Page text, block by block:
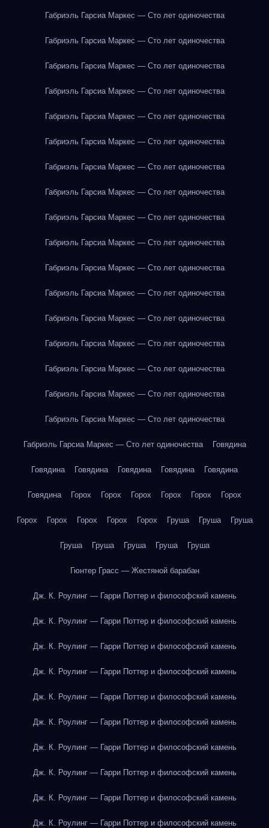
Габриэль Гарсиа Маркес — Сто лет одиночества
Габриэль Гарсиа Маркес — Сто лет одиночества
Габриэль Гарсиа Маркес — Сто лет одиночества
Габриэль Гарсиа Маркес — Сто лет одиночества
Габриэль Гарсиа Маркес — Сто лет одиночества
Габриэль Гарсиа Маркес — Сто лет одиночества
Габриэль Гарсиа Маркес — Сто лет одиночества
Габриэль Гарсиа Маркес — Сто лет одиночества
Габриэль Гарсиа Маркес — Сто лет одиночества
Габриэль Гарсиа Маркес — Сто лет одиночества
Габриэль Гарсиа Маркес — Сто лет одиночества
Габриэль Гарсиа Маркес — Сто лет одиночества
Габриэль Гарсиа Маркес — Сто лет одиночества
Габриэль Гарсиа Маркес — Сто лет одиночества
Габриэль Гарсиа Маркес — Сто лет одиночества
Габриэль Гарсиа Маркес — Сто лет одиночества
Габриэль Гарсиа Маркес — Сто лет одиночества
Габриэль Гарсиа Маркес — Сто лет одиночества Говядина
Говядина Говядина Говядина Говядина Говядина
Говядина Горох Горох Горох Горох Горох Горох
Горох Горох Горох Горох Горох Груша Груша Груша
Груша Груша Груша Груша Груша
Гюнтер Грасс — Жестяной барабан
Дж. К. Роулинг — Гарри Поттер и философский камень
Дж. К. Роулинг — Гарри Поттер и философский камень
Дж. К. Роулинг — Гарри Поттер и философский камень
Дж. К. Роулинг — Гарри Поттер и философский камень
Дж. К. Роулинг — Гарри Поттер и философский камень
Дж. К. Роулинг — Гарри Поттер и философский камень
Дж. К. Роулинг — Гарри Поттер и философский камень
Дж. К. Роулинг — Гарри Поттер и философский камень
Дж. К. Роулинг — Гарри Поттер и философский камень
Дж. К. Роулинг — Гарри Поттер и философский камень